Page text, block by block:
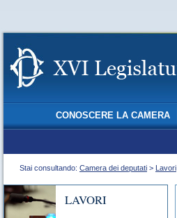
CONOSCERE LA CAMERA
Stai consultando: Camera dei deputati > Lavori
LAVORI